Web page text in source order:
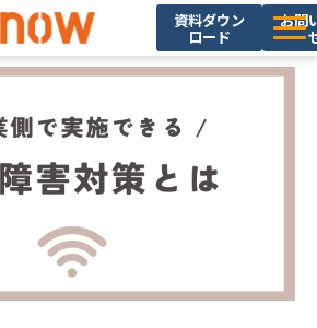
資料ダウン
ロード
お問
サービス
導入実績
セミナー・イベント
お役立ち資料
ニュース